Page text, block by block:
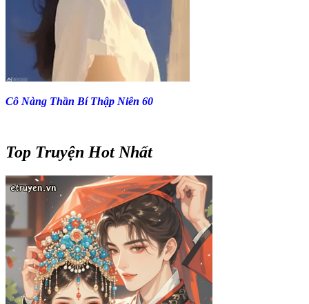
Cô Nàng Thần Bí Thập Niên 60
Top Truyện Hot Nhất